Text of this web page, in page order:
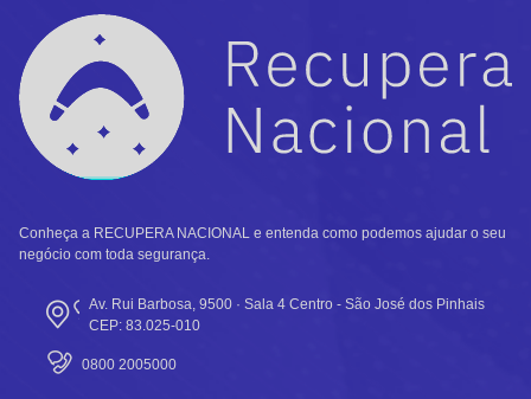
Conheça a RECUPERA NACIONAL e entenda como podemos ajudar o seu
negócio com toda segurança.
Av. Rui Barbosa, 9500 · Sala 4 Centro - São José dos Pinhais
CEP: 83.025-010
0800 2005000